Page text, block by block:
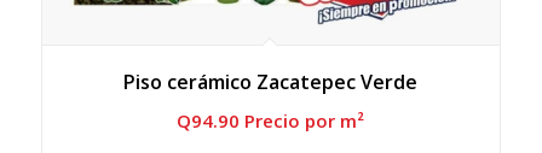
Piso cerámico Zacatepec Verde
Q94.90 Precio por m²